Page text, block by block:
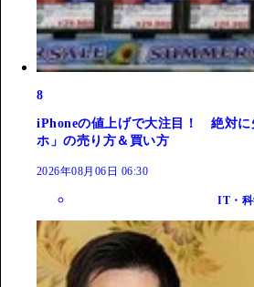
8
iPhoneの値上げで大注目！ 絶対に
ホ」の売り方＆買い方
2026年08月06日 06:30
IT・